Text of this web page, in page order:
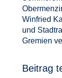
Winfried
und
Gremien
Beitrag